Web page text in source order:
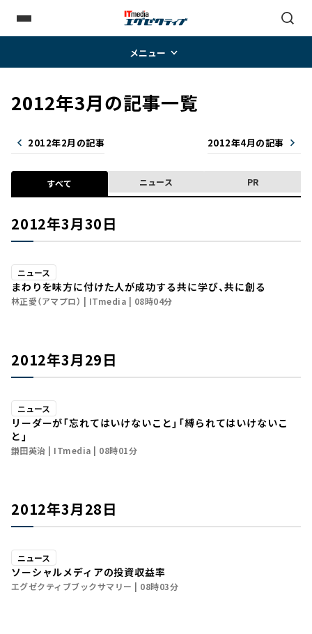
メニュー
2012年3月の記事一覧
2012年2月の記事 2012年4月の記事
すべて ニュース PR
2012年3月30日
ニュース
まわりを味方に付けた人が成功する――共に学び、共に創る
林正愛（アマプロ） ITmedia 08時04分
2012年3月29日
ニュース
リーダーが「忘れてはいけないこと」「縛られてはいけないこ
と」
鎌田英治 ITmedia 08時01分
2012年3月28日
ニュース
ソーシャルメディアの投資収益率
エグゼクティブブックサマリー 08時03分